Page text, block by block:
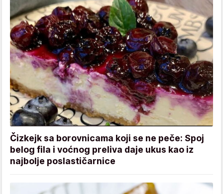
Čizkejk sa borovnicama koji se ne peče: Spoj
belog fila i voćnog preliva daje ukus kao iz
najbolje poslastičarnice